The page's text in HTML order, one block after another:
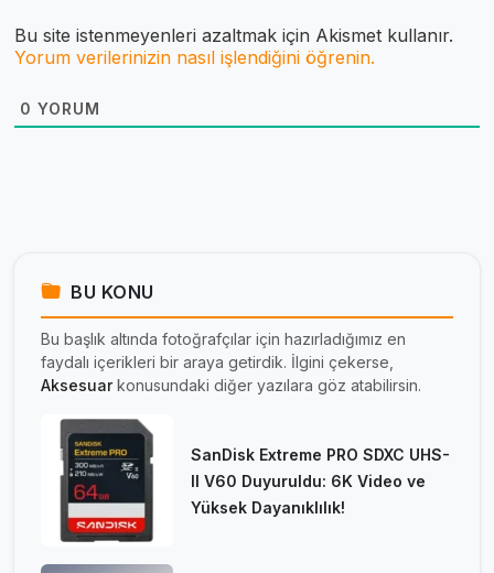
Bu site istenmeyenleri azaltmak için Akismet kullanır.
Yorum verilerinizin nasıl işlendiğini öğrenin.
0 YORUM
BU KONU
Bu başlık altında fotoğrafçılar için hazırladığımız en
faydalı içerikleri bir araya getirdik. İlgini çekerse,
Aksesuarkonusundaki diğer yazılara göz atabilirsin.
SanDisk Extreme PRO SDXC UHS-
II V60 Duyuruldu: 6K Video ve
Yüksek Dayanıklılık!